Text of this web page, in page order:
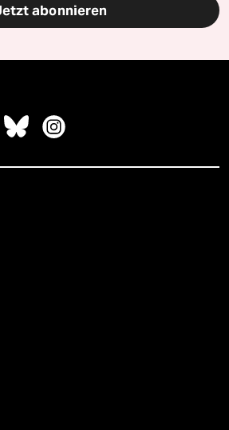
abonnieren